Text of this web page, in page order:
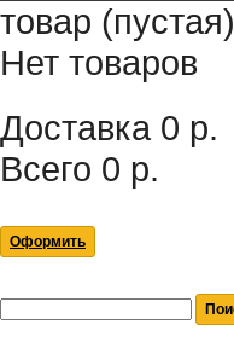
товар (пустая)
Нет товаров
Доставка 0 р.
Всего 0 р.
Оформить